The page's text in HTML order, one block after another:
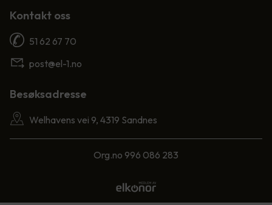
Kontakt oss
51 62 67 70
post@el-1.no
Besøksadresse
Welhavens vei 9, 4319 Sandnes
Org.no 996 086 283